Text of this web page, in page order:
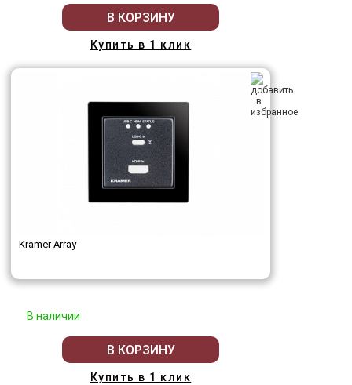
В КОРЗИНУ
Купить в 1 клик
Kramer Array
В наличии
В КОРЗИНУ
Купить в 1 клик